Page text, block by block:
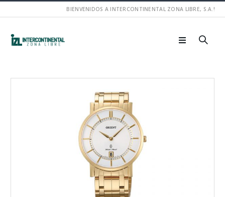
BIENVENIDOS A INTERCONTINENTAL ZONA LIBRE, S.A.!